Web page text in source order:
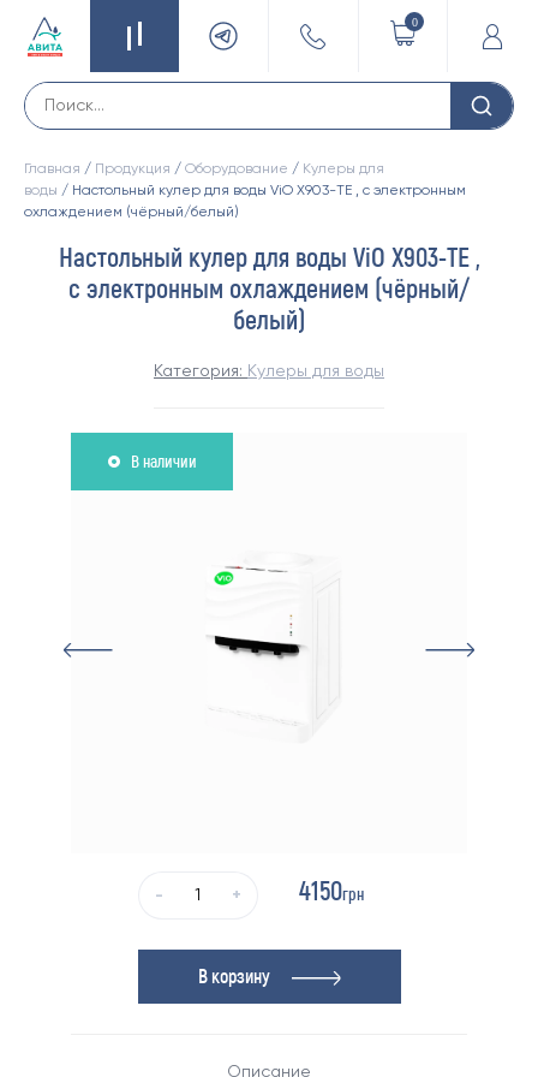
0
Главная / Продукция / Оборудование / Кулеры для
воды / Настольный кулер для воды ViO Х903-TЕ , с электронным
охлаждением (чёрный/белый)
Настольный кулер для воды ViO Х903-TЕ ,
с электронным охлаждением (чёрный/
белый)
Категория: Кулеры для воды
В наличии
- + 4150грн
В корзину
Описание